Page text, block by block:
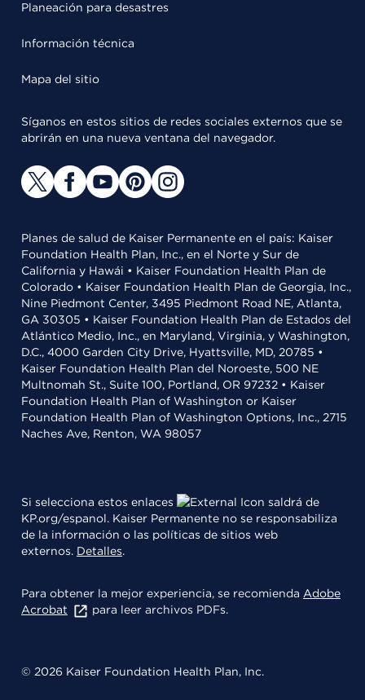
Planeación para desastres
Información técnica
Mapa del sitio
Síganos en estos sitios de redes sociales externos que se
abrirán en una nueva ventana del navegador.
Planes de salud de Kaiser Permanente en el país: Kaiser
Foundation Health Plan, Inc., en el Norte y Sur de
California y Hawái • Kaiser Foundation Health Plan de
Colorado • Kaiser Foundation Health Plan de Georgia, Inc.,
Nine Piedmont Center, 3495 Piedmont Road NE, Atlanta,
GA 30305 • Kaiser Foundation Health Plan de Estados del
Atlántico Medio, Inc., en Maryland, Virginia, y Washington,
D.C., 4000 Garden City Drive, Hyattsville, MD, 20785 •
Kaiser Foundation Health Plan del Noroeste, 500 NE
Multnomah St., Suite 100, Portland, OR 97232 • Kaiser
Foundation Health Plan of Washington or Kaiser
Foundation Health Plan of Washington Options, Inc., 2715
Naches Ave, Renton, WA 98057
Si selecciona estos enlaces
saldrá de
KP.org/espanol. Kaiser Permanente no se responsabiliza
de la información o las políticas de sitios web
externos. Detalles.
Para obtener la mejor experiencia, se recomienda Adobe
Acrobat
para leer archivos PDFs.
© 2026 Kaiser Foundation Health Plan, Inc.